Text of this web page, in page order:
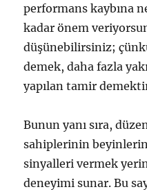
performans kaybına
kadar önem
düşünebilirsiniz;
demek, daha fazla
yapılan tamir
Bunun yanı sıra,
sahiplerinin
sinyalleri vermek
deneyimi sunar. Bu